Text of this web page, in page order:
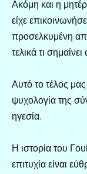
Ακόμη και η
είχε
προσελκυμένη
τελικά τι
Αυτό το τέλος
ψυχολογία της
ηγεσία.
Η ιστορία του
επιτυχία είναι